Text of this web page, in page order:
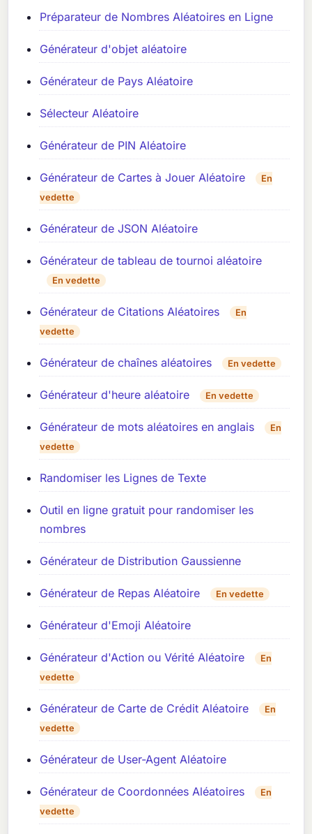
Préparateur de Nombres Aléatoires en Ligne
Générateur d'objet aléatoire
Générateur de Pays Aléatoire
Sélecteur Aléatoire
Générateur de PIN Aléatoire
Générateur de Cartes à Jouer Aléatoire
En
vedette
Générateur de JSON Aléatoire
Générateur de tableau de tournoi aléatoire
En vedette
Générateur de Citations Aléatoires
En
vedette
Générateur de chaînes aléatoires En vedette
Générateur d'heure aléatoire En vedette
Générateur de mots aléatoires en anglais
En
vedette
Randomiser les Lignes de Texte
Outil en ligne gratuit pour randomiser les
nombres
Générateur de Distribution Gaussienne
Générateur de Repas Aléatoire En vedette
Générateur d'Emoji Aléatoire
Générateur d'Action ou Vérité Aléatoire
En
vedette
Générateur de Carte de Crédit Aléatoire
En
vedette
Générateur de User-Agent Aléatoire
Générateur de Coordonnées Aléatoires
En
vedette